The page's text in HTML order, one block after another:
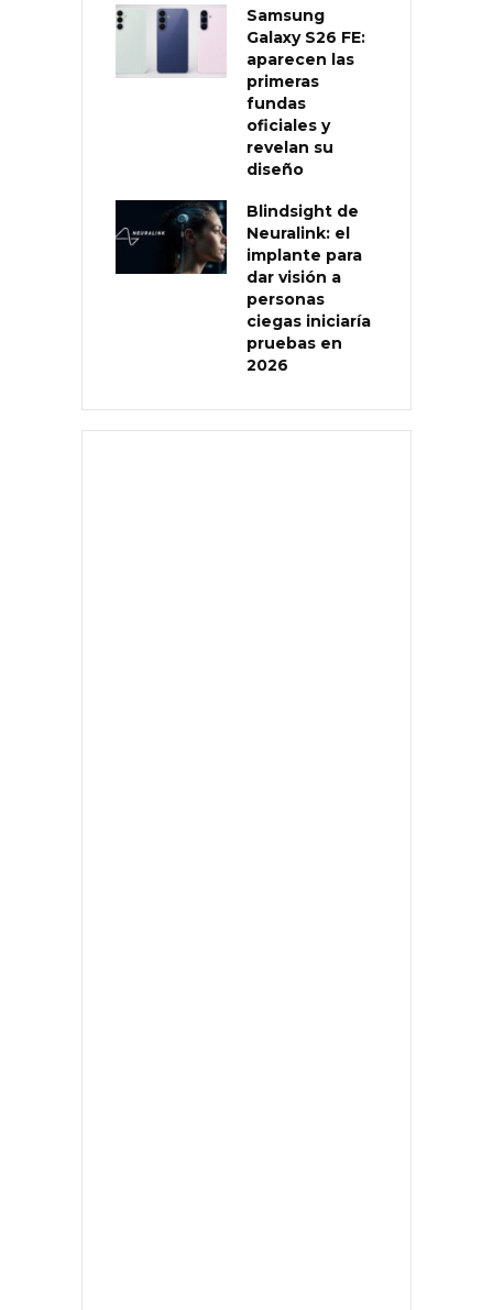
Samsung
Galaxy S26 FE:
aparecen las
primeras
fundas
oficiales y
revelan su
diseño
Blindsight de
Neuralink: el
implante para
dar visión a
personas
ciegas iniciaría
pruebas en
2026